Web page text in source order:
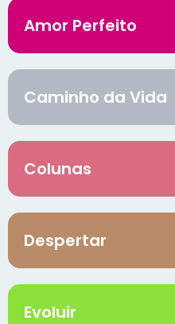
Amor Perfeito
Caminho da Vida
Colunas
Despertar
Evoluir